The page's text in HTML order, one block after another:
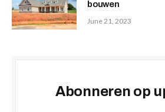
bouwen
June 21, 2023
Abonneren op